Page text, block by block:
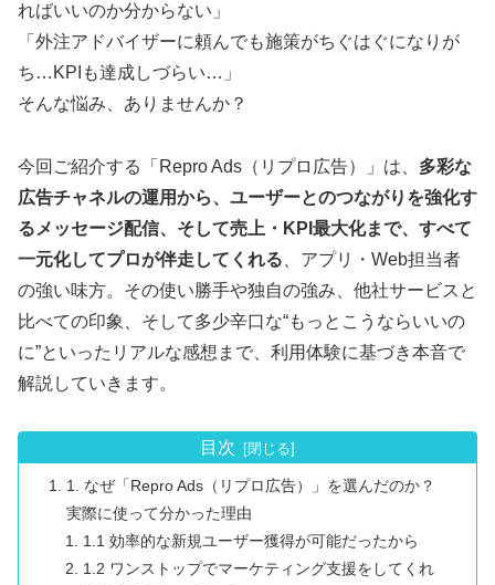
ればいいのか分からない」
「外注アドバイザーに頼んでも施策がちぐはぐになりが
ち…KPIも達成しづらい…」
そんな悩み、ありませんか？
今回ご紹介する「Repro Ads（リプロ広告）」は、 多彩な
広告チャネルの運用から、ユーザーとのつながりを強化す
るメッセージ配信、そして売上・KPI最大化まで、すべて
一元化してプロが伴走してくれる 、アプリ・Web担当者
の強い味方。その使い勝手や独自の強み、他社サービスと
比べての印象、そして多少辛口な“もっとこうならいいの
に”といったリアルな感想まで、利用体験に基づき本音で
解説していきます。
目次
1. なぜ「Repro Ads（リプロ広告）」を選んだのか？
実際に使って分かった理由
1.1 効率的な新規ユーザー獲得が可能だったから
1.2 ワンストップでマーケティング支援をしてくれ